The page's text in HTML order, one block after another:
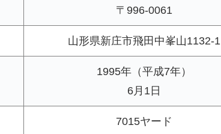
〒996-0061
山形県新庄市飛田中峯山1132-1
1995年（平成7年）
6月1日
7015ヤード